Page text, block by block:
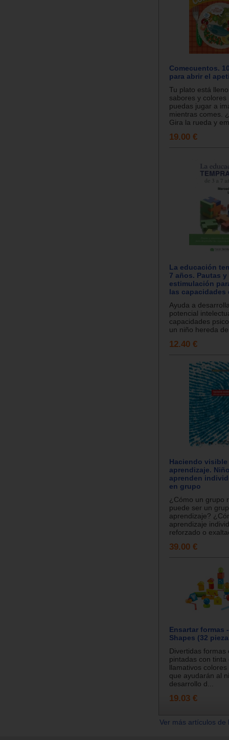
Comecuentos.
para abrir el
Tu plato está
sabores y colores
puedas jugar a
mientras comes.
Gira la rueda y
19.00 €
La educación
7 años. Pautas
estimulación
las capacidades
Ayuda a
potencial
capacidades
un niño hereda
12.40 €
Haciendo visible
aprendizaje.
aprenden
en grupo
¿Cómo un grupo
puede ser un
aprendizaje?
aprendizaje
reforzado o
39.00 €
Ensartar formas
Shapes (32
Divertidas formas
pintadas con tinta
llamativos
que ayudarán al
desarrollo d...
19.03 €
Ver más artículos